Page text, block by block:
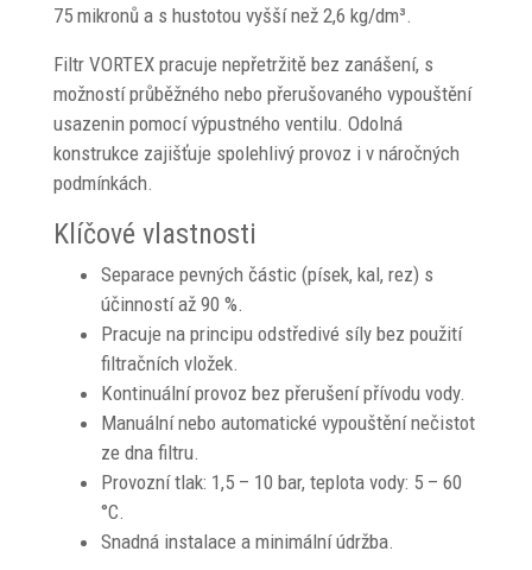
75 mikronů a s hustotou vyšší než 2,6 kg/dm³.
Filtr VORTEX pracuje nepřetržitě bez zanášení, s
možností průběžného nebo přerušovaného vypouštění
usazenin pomocí výpustného ventilu. Odolná
konstrukce zajišťuje spolehlivý provoz i v náročných
podmínkách.
Klíčové vlastnosti
Separace pevných částic (písek, kal, rez) s
účinností až 90 %.
Pracuje na principu odstředivé síly bez použití
filtračních vložek.
Kontinuální provoz bez přerušení přívodu vody.
Manuální nebo automatické vypouštění nečistot
ze dna filtru.
Provozní tlak: 1,5 – 10 bar, teplota vody: 5 – 60
°C.
Snadná instalace a minimální údržba.